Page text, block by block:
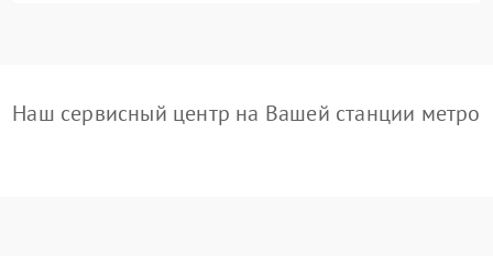
Наш сервисный центр на Вашей станции метро